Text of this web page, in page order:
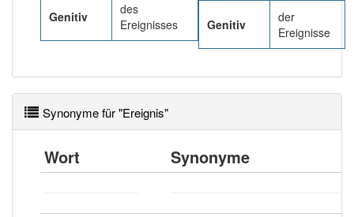
Genitiv
des
Ereignisses
Genitiv
der
Ereignisse
Synonyme für "Ereignis"
Wort Synonyme